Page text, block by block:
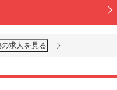
求人を見る